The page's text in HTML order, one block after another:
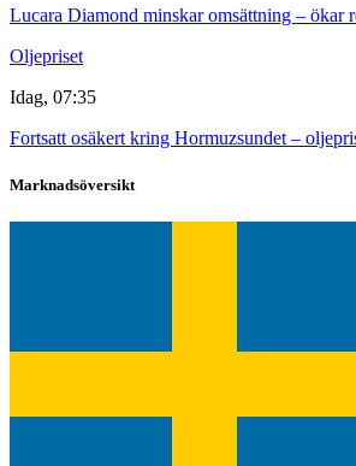
Lucara Diamond minskar omsättning – ökar
Oljepriset
Idag, 07:35
Fortsatt osäkert kring Hormuzsundet –
Marknadsöversikt